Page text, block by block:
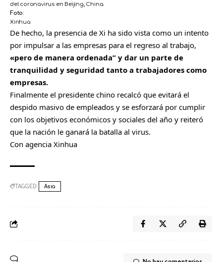
del coronavirus en Beijing, China.
Foto:
Xinhua
De hecho, la presencia de Xi ha sido vista como un intento
por impulsar a las empresas para el regreso al trabajo,
«pero de manera ordenada” y dar un parte de
tranquilidad y seguridad tanto a trabajadores como
empresas.
Finalmente el presidente chino recalcó que evitará el
despido masivo de empleados y se esforzará por cumplir
con los objetivos económicos y sociales del año y reiteró
que la nación le ganará la batalla al virus.
Con agencia Xinhua
TAGGED: Asia